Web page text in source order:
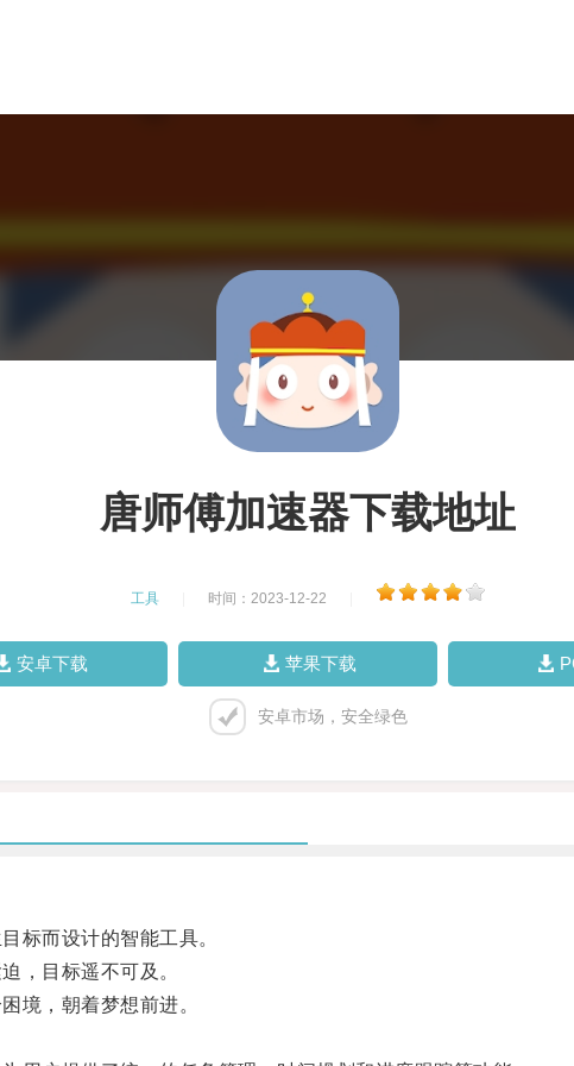
唐师傅加速器下载地址
工具 时间：2023-12-22
安卓下载 苹果下载
安卓市场，安全绿色
而设计的智能工具。
，目标遥不可及。
，朝着梦想前进。